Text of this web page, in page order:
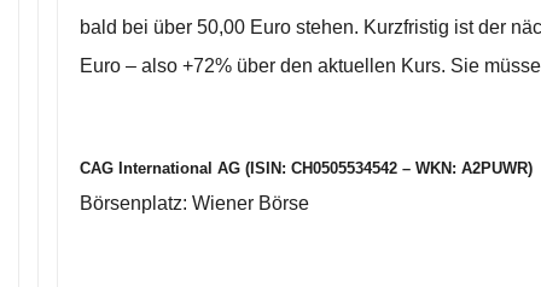
bald bei über 50,00 Euro stehen. Kurzfristig ist der
Euro – also +72% über den aktuellen Kurs. Sie
CAG International AG (ISIN: CH0505534542 – WKN: A2PUWR)
Börsenplatz: Wiener Börse